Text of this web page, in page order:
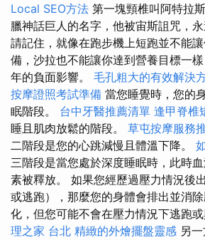
Local SEO方法 第一塊頸椎叫阿特拉
臘神話巨人的名字，他被宙斯詛咒，永
請記住，就像在跑步機上短跑並不能
備，沙拉也不能讓你達到營養目標一
年的負面影響。 毛孔粗大的有效解決
按摩證照考試準備 當您睡覺時，您的
眠階段。 台中牙醫推薦清單 逢甲脊椎
睡且肌肉放鬆的階段。 草屯按摩服務
二階段是您的心跳減慢且體溫下降。
三階段是當您處於深度睡眠時，此時
素被釋放。 如果您經歷過壓力情況後
或逃跑），那麼您的身體會排出並消
化，但您可能不會在壓力情況下逃跑
理之家 台北 精緻的外燴擺盤靈感 另